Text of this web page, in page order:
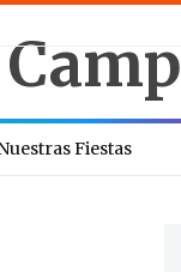
Fiestas